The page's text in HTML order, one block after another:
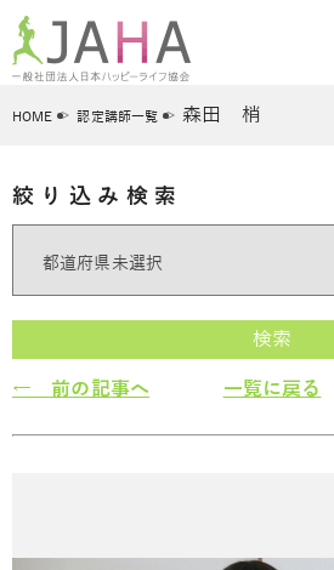
HOME 認定講師一覧 森田 梢
絞り込み検索
検索
← 前の記事へ 一覧に戻る